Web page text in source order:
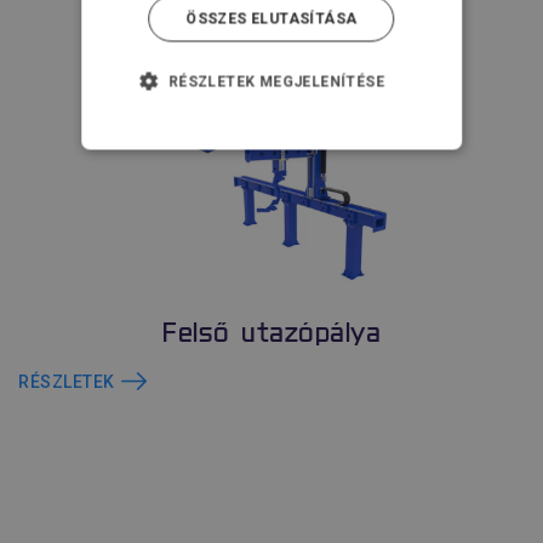
Felső utazópálya
RÉSZLETEK
ÖSSZES ELUTASÍTÁSA
RÉSZLETEK MEGJELENÍTÉSE
SZÜKSÉGES
TELJESÍTMÉNY